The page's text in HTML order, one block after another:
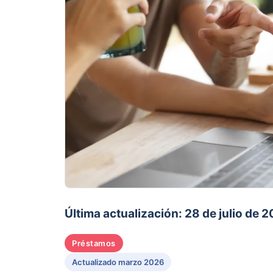
Última actualización: 28 de julio de
Préstamos
Actualizado marzo 2026